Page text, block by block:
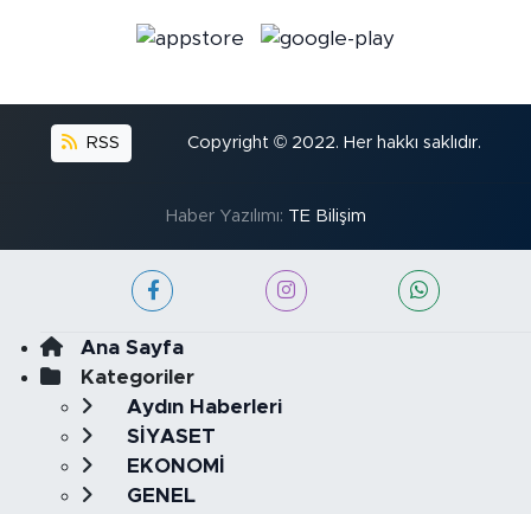
RSS Copyright © 2022. Her hakkı saklıdır.
Haber Yazılımı: TE Bilişim
Ana Sayfa
Kategoriler
Aydın Haberleri
SİYASET
EKONOMİ
GENEL